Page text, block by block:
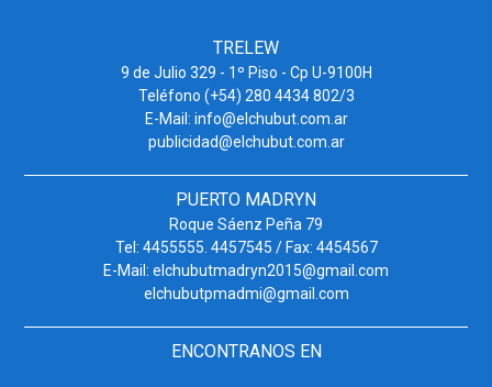
TRELEW
9 de Julio 329 - 1º Piso - Cp U-9100H
Teléfono (+54) 280 4434 802/3
E-Mail: info@elchubut.com.ar
publicidad@elchubut.com.ar
PUERTO MADRYN
Roque Sáenz Peña 79
Tel: 4455555. 4457545 / Fax: 4454567
E-Mail: elchubutmadryn2015@gmail.com
elchubutpmadmi@gmail.com
ENCONTRANOS EN